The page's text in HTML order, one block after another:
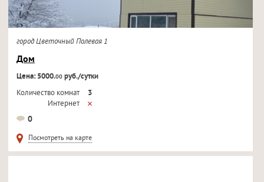
город Цветочный Полевая 1
Дом
Цена: 5000.00руб./сутки
Количество комнат
3
Интернет
0
Посмотреть на карте